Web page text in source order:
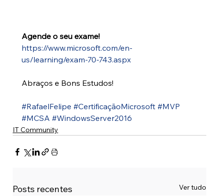
Agende o seu exame!
https://www.microsoft.com/en-
us/learning/exam-70-743.aspx
Abraços e Bons Estudos!
#RafaelFelipe #CertificaçãoMicrosoft #MVP
#MCSA #WindowsServer2016
IT Community
Posts recentes Ver tudo